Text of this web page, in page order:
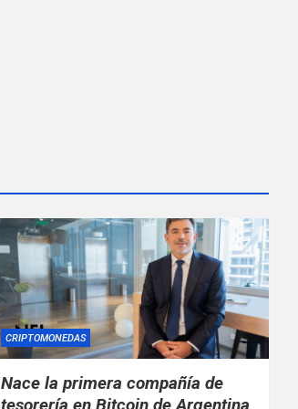
CRIPTOMONEDAS
Nace la primera compañía de